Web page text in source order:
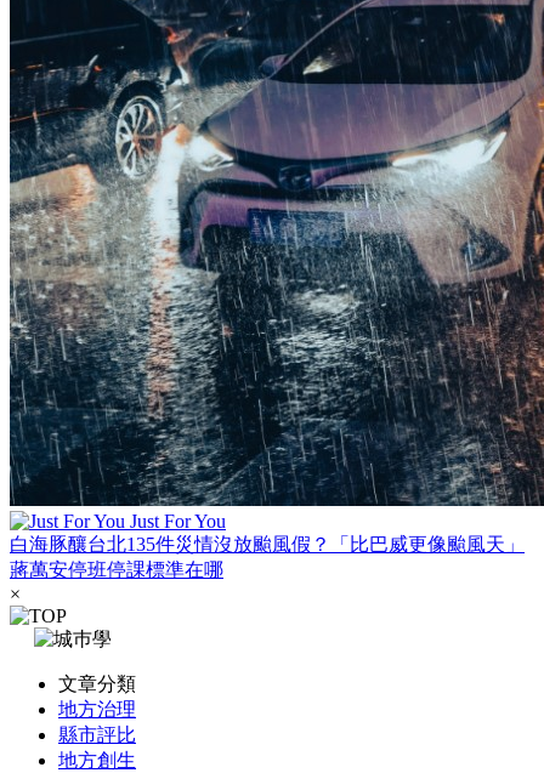
Just For You
白海豚釀台北135件災情沒放颱風假？「比巴威更像颱風天」
蔣萬安停班停課標準在哪
×
文章分類
地方治理
縣市評比
地方創生